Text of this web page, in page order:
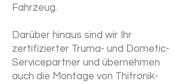
Fahrzeug.
Darüber hinaus sind wir Ihr
zertifizierter Truma- und Dometic-
Servicepartner und übernehmen
auch die Montage von Thitronik-